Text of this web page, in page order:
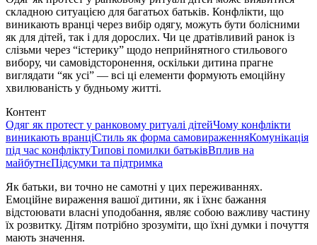
складною ситуацією для багатьох батьків. Конфлікти, що
виникають вранці через вибір одягу, можуть бути болісними
як для дітей, так і для дорослих. Чи це дратівливий ранок із
слізьми через “істерику” щодо неприйнятного стильового
вибору, чи самовідсторонення, оскільки дитина прагне
виглядати “як усі” — всі ці елементи формують емоційну
хвилюваність у будньому житті.
Контент
Одяг як протест у ранковому ритуалі дітейЧому конфлікти
виникають вранціСтиль як форма самовираженняКомунікація
під час конфліктуТипові помилки батьківВплив на
майбутнєПідсумки та підтримка
Як батьки, ви точно не самотні у цих переживаннях.
Емоційне вираження вашої дитини, як і їхнє бажання
відстоювати власні уподобання, являє собою важливу частину
їх розвитку. Дітям потрібно зрозуміти, що їхні думки і почуття
мають значення.